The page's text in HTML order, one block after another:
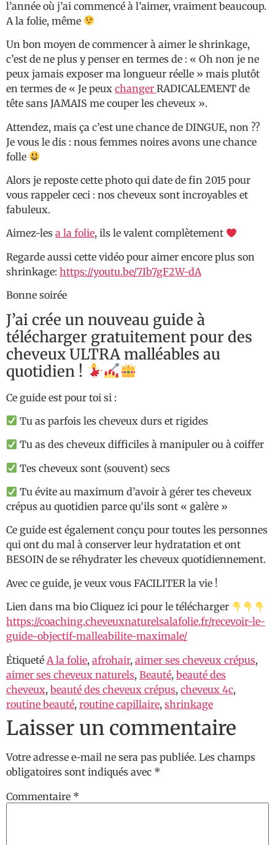
l’année où j’ai commencé à l’aimer, vraiment beaucoup.
A la folie, même
Un bon moyen de commencer à aimer le shrinkage,
c’est de ne plus y penser en termes de : « Oh non je ne
peux jamais exposer ma longueur réelle » mais plutôt
en termes de « Je peux changer RADICALEMENT de
tête sans JAMAIS me couper les cheveux ».
Attendez, mais ça c’est une chance de DINGUE, non ??
Je vous le dis : nous femmes noires avons une chance
folle
Alors je reposte cette photo qui date de fin 2015 pour
vous rappeler ceci : nos cheveux sont incroyables et
fabuleux.
Aimez-les a la folie, ils le valent complètement
Regarde aussi cette vidéo pour aimer encore plus son
shrinkage: https://youtu.be/7Ib7gF2W-dA
Bonne soirée
J’ai crée un nouveau guide à
télécharger gratuitement pour des
cheveux ULTRA malléables au
quotidien !
Ce guide est pour toi si :
Tu as parfois les cheveux durs et rigides
Tu as des cheveux difficiles à manipuler ou à coiffer
Tes cheveux sont (souvent) secs
Tu évite au maximum d’avoir à gérer tes cheveux
crépus au quotidien parce qu’ils sont « galère »
Ce guide est également conçu pour toutes les personnes
qui ont du mal à conserver leur hydratation et ont
BESOIN de se réhydrater les cheveux quotidiennement.
Avec ce guide, je veux vous FACILITER la vie !
Lien dans ma bio Cliquez ici pour le télécharger
https://coaching.cheveuxnaturelsalafolie.fr/recevoir-le-
guide-objectif-malleabilite-maximale/
Étiqueté A la folie, afrohair, aimer ses cheveux crépus,
aimer ses cheveux naturels, Beauté, beauté des
cheveux, beauté des cheveux crépus, cheveux 4c,
routine beauté, routine capillaire, shrinkage
Laisser un commentaire
Votre adresse e-mail ne sera pas publiée. Les champs
obligatoires sont indiqués avec *
Commentaire *